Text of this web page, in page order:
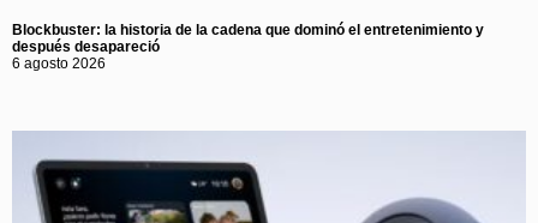
Blockbuster: la historia de la cadena que dominó el entretenimiento y
después desapareció
6 agosto 2026